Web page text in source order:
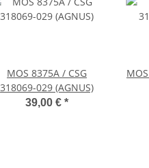
MOS 8375A / CSG
318069-029 (AGNUS)
39,00 € *